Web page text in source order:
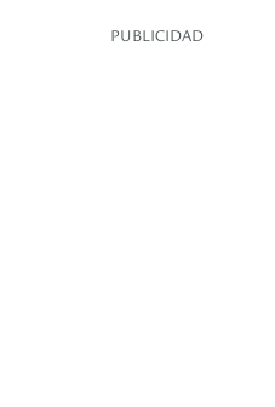
PUBLICIDAD